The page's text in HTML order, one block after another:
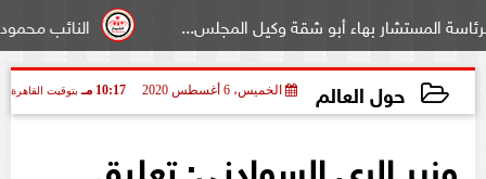
النائب محمود سامي
بهاء أبو شقة وكيل المجلس...
حول العالم الخميس، 6 أغسطس 2020 10:17 مـ بتوقيت القاهرة